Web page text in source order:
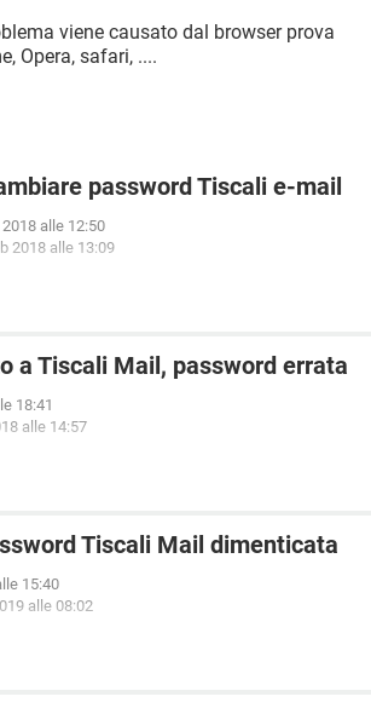
viene causato dal browser prova
Opera, safari, ....
password Tiscali e-mail
alle 12:50
2018 alle 13:09
a Tiscali Mail, password errata
18:41
alle 14:57
Tiscali Mail dimenticata
15:40
alle 08:02